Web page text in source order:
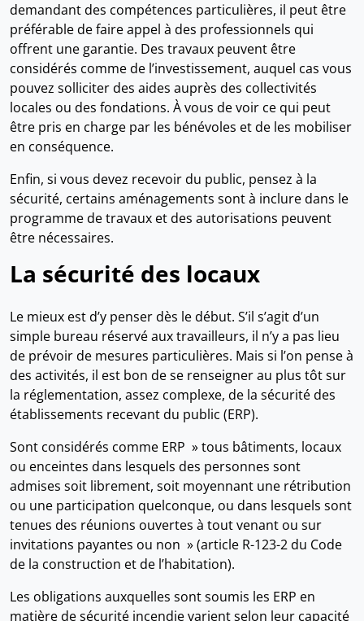
demandant des compétences particulières, il peut être
préférable de faire appel à des professionnels qui
offrent une garantie. Des travaux peuvent être
considérés comme de l’investissement, auquel cas vous
pouvez solliciter des aides auprès des collectivités
locales ou des fondations. À vous de voir ce qui peut
être pris en charge par les bénévoles et de les mobiliser
en conséquence.
Enfin, si vous devez recevoir du public, pensez à la
sécurité, certains aménagements sont à inclure dans le
programme de travaux et des autorisations peuvent
être nécessaires.
La sécurité des locaux
Le mieux est d’y penser dès le début. S’il s’agit d’un
simple bureau réservé aux travailleurs, il n’y a pas lieu
de prévoir de mesures particulières. Mais si l’on pense à
des activités, il est bon de se renseigner au plus tôt sur
la réglementation, assez complexe, de la sécurité des
établissements recevant du public (ERP).
Sont considérés comme ERP » tous bâtiments, locaux
ou enceintes dans lesquels des personnes sont
admises soit librement, soit moyennant une rétribution
ou une participation quelconque, ou dans lesquels sont
tenues des réunions ouvertes à tout venant ou sur
invitations payantes ou non » (article R-123-2 du Code
de la construction et de l’habitation).
Les obligations auxquelles sont soumis les ERP en
matière de sécurité incendie varient selon leur capacité